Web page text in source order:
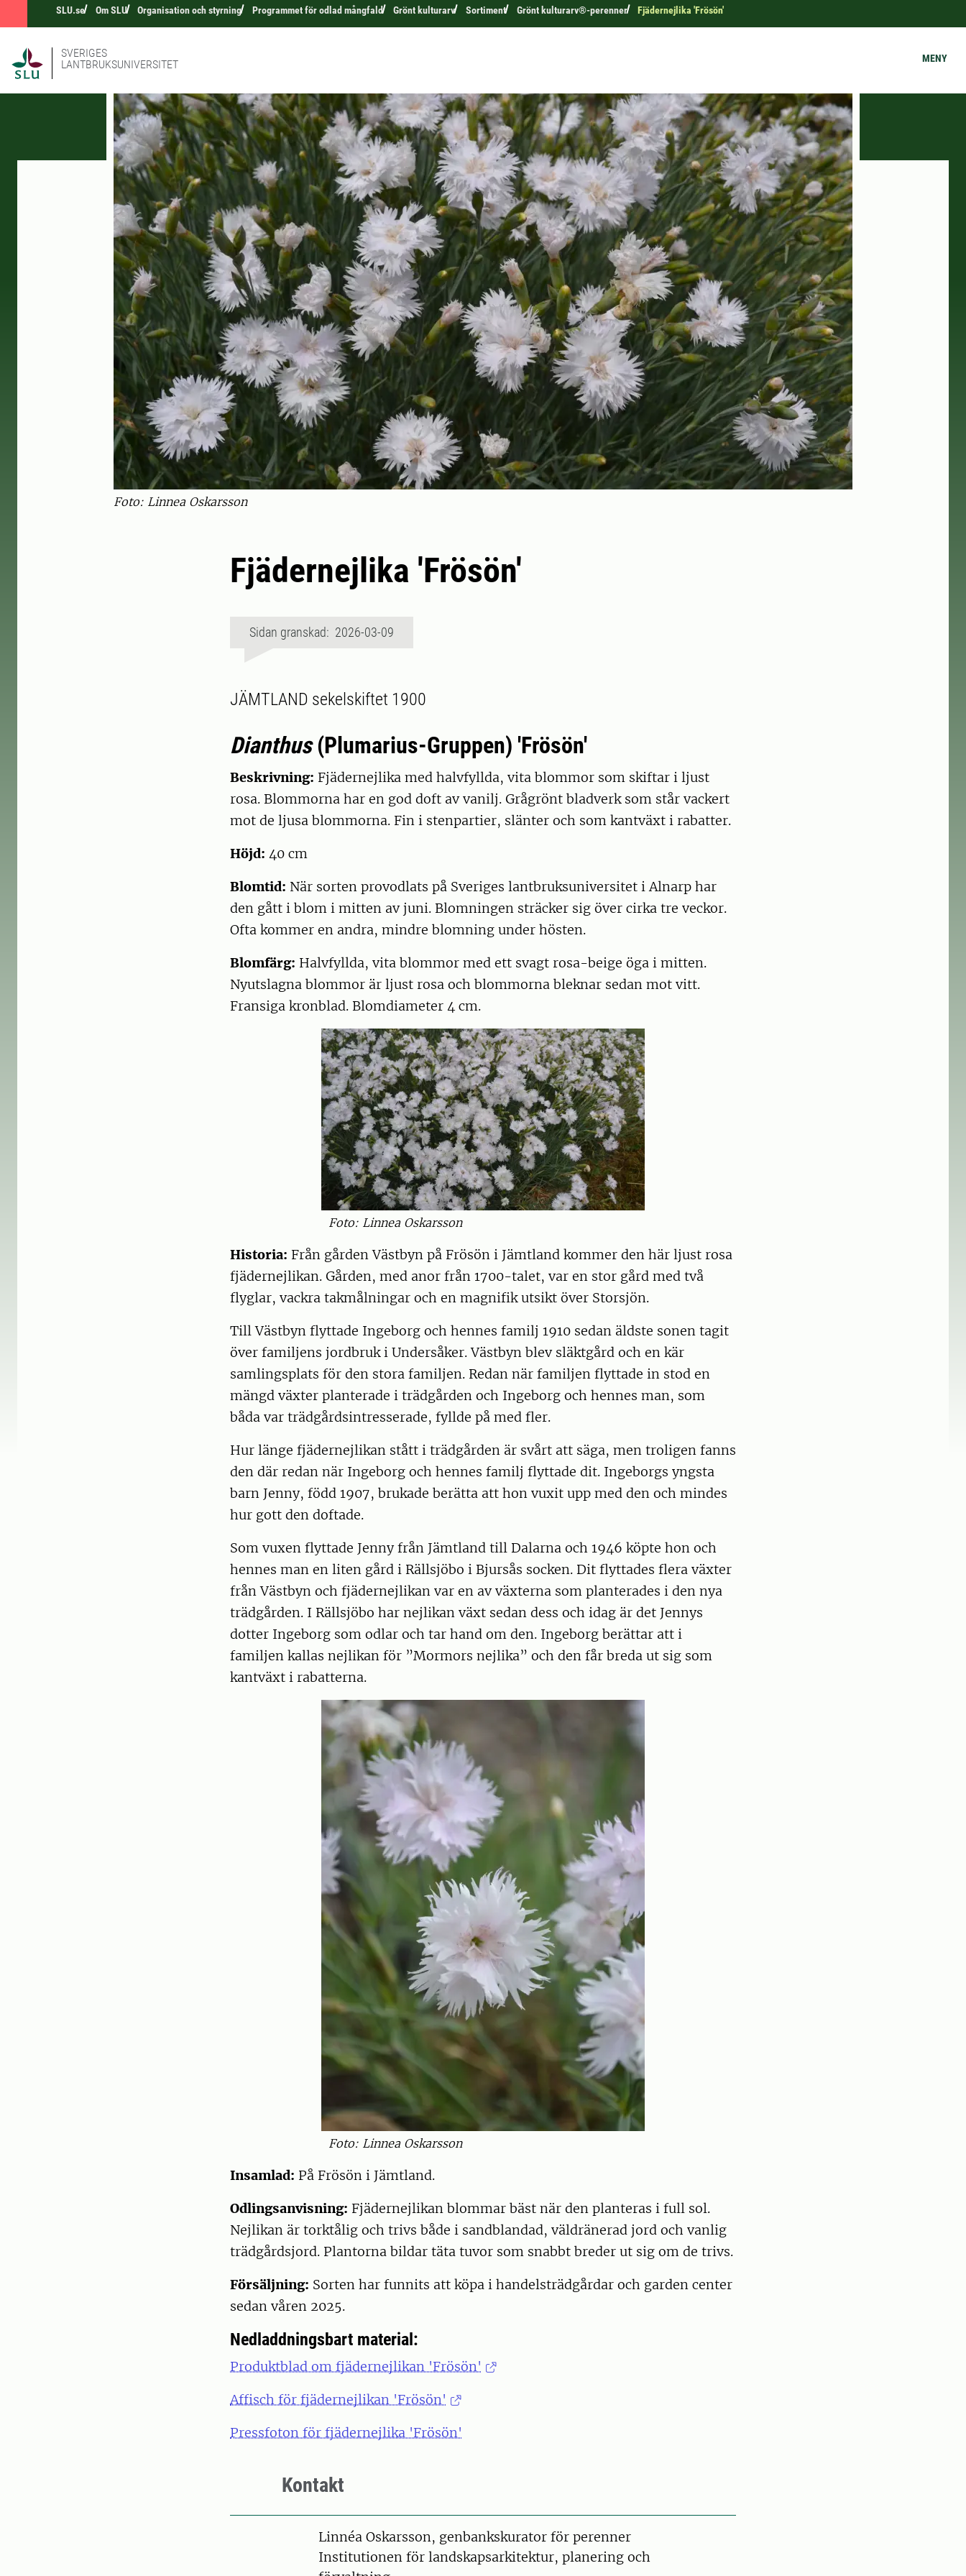
SLU.se Om SLU Organisation och styrning Programmet för odlad mångfald Grönt kulturarv Sortiment Grönt kulturarv®-perenner Fjädernejlika 'Frösön'
SVERIGES
LANTBRUKSUNIVERSITET
MENY
Foto: Linnea Oskarsson
Fjädernejlika 'Frösön'
Sidan granskad: 2026-03-09
JÄMTLAND sekelskiftet 1900
Dianthus(Plumarius-Gruppen) 'Frösön'
Beskrivning: Fjädernejlika med halvfyllda, vita blommor som skiftar i ljust
rosa. Blommorna har en god doft av vanilj. Grågrönt bladverk som står vackert
mot de ljusa blommorna. Fin i stenpartier, slänter och som kantväxt i rabatter.
Höjd: 40 cm
Blomtid: När sorten provodlats på Sveriges lantbruksuniversitet i Alnarp har
den gått i blom i mitten av juni. Blomningen sträcker sig över cirka tre veckor.
Ofta kommer en andra, mindre blomning under hösten.
Blomfärg: Halvfyllda, vita blommor med ett svagt rosa-beige öga i mitten.
Nyutslagna blommor är ljust rosa och blommorna bleknar sedan mot vitt.
Fransiga kronblad. Blomdiameter 4 cm.
Foto: Linnea Oskarsson
Historia: Från gården Västbyn på Frösön i Jämtland kommer den här ljust rosa
fjädernejlikan. Gården, med anor från 1700-talet, var en stor gård med två
flyglar, vackra takmålningar och en magnifik utsikt över Storsjön.
Till Västbyn flyttade Ingeborg och hennes familj 1910 sedan äldste sonen tagit
över familjens jordbruk i Undersåker. Västbyn blev släktgård och en kär
samlingsplats för den stora familjen. Redan när familjen flyttade in stod en
mängd växter planterade i trädgården och Ingeborg och hennes man, som
båda var trädgårdsintresserade, fyllde på med fler.
Hur länge fjädernejlikan stått i trädgården är svårt att säga, men troligen fanns
den där redan när Ingeborg och hennes familj flyttade dit. Ingeborgs yngsta
barn Jenny, född 1907, brukade berätta att hon vuxit upp med den och mindes
hur gott den doftade.
Som vuxen flyttade Jenny från Jämtland till Dalarna och 1946 köpte hon och
hennes man en liten gård i Rällsjöbo i Bjursås socken. Dit flyttades flera växter
från Västbyn och fjädernejlikan var en av växterna som planterades i den nya
trädgården. I Rällsjöbo har nejlikan växt sedan dess och idag är det Jennys
dotter Ingeborg som odlar och tar hand om den. Ingeborg berättar att i
familjen kallas nejlikan för ”Mormors nejlika” och den får breda ut sig som
kantväxt i rabatterna.
Foto: Linnea Oskarsson
Insamlad: På Frösön i Jämtland.
Odlingsanvisning: Fjädernejlikan blommar bäst när den planteras i full sol.
Nejlikan är torktålig och trivs både i sandblandad, väldränerad jord och vanlig
trädgårdsjord. Plantorna bildar täta tuvor som snabbt breder ut sig om de trivs.
Försäljning: Sorten har funnits att köpa i handelsträdgårdar och garden center
sedan våren 2025.
Nedladdningsbart material:
Produktblad om fjädernejlikan 'Frösön'
Affisch för fjädernejlikan 'Frösön'
Pressfoton för fjädernejlika 'Frösön'
Kontakt
PersonLinnéa Oskarsson, genbankskurator för perenner
Institutionen för landskapsarkitektur, planering och